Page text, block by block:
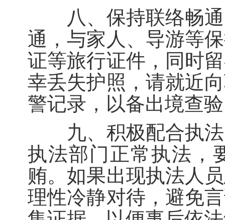
八、保持联络畅通
通，与家人、导游等
证等旅行证件，同时
幸丢失护照，请就近
警记录，以备出境查
九、积极配合执法
执法部门正常执法，
贿。如果出现执法人
理性冷静对待，避免